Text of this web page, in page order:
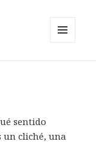
sentido
un cliché, una